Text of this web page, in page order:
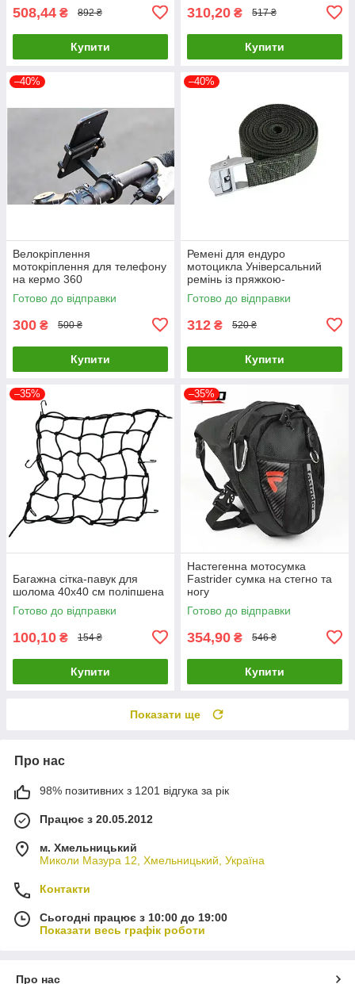
508,44 ₴ 892 ₴
Купити
310,20 ₴ 517 ₴
Купити
–40%
Велокріплення
мотокріплення для телефону
на кермо 360
Готово до відправки
300 ₴ 500 ₴
Купити
–40%
Ремені для ендуро
мотоцикла Універсальний
ремінь із пряжкою-
фіксатором мото буксир для
ендуро мотоциклів
Готово до відправки
312 ₴ 520 ₴
Купити
–35%
Багажна сітка-павук для
шолома 40х40 см поліпшена
Готово до відправки
100,10 ₴ 154 ₴
Купити
–35%
Настегенна мотосумка
Fastrider сумка на стегно та
ногу
Готово до відправки
354,90 ₴ 546 ₴
Купити
Показати ще
Про нас
98% позитивних з 1201 відгука за рік
Працює з 20.05.2012
м. Хмельницький
Миколи Мазура 12, Хмельницький, Україна
Контакти
Сьогодні працює з 10:00 до 19:00
Показати весь графік роботи
Про нас